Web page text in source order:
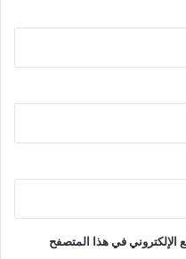
الإلكتروني في هذا المتصفح